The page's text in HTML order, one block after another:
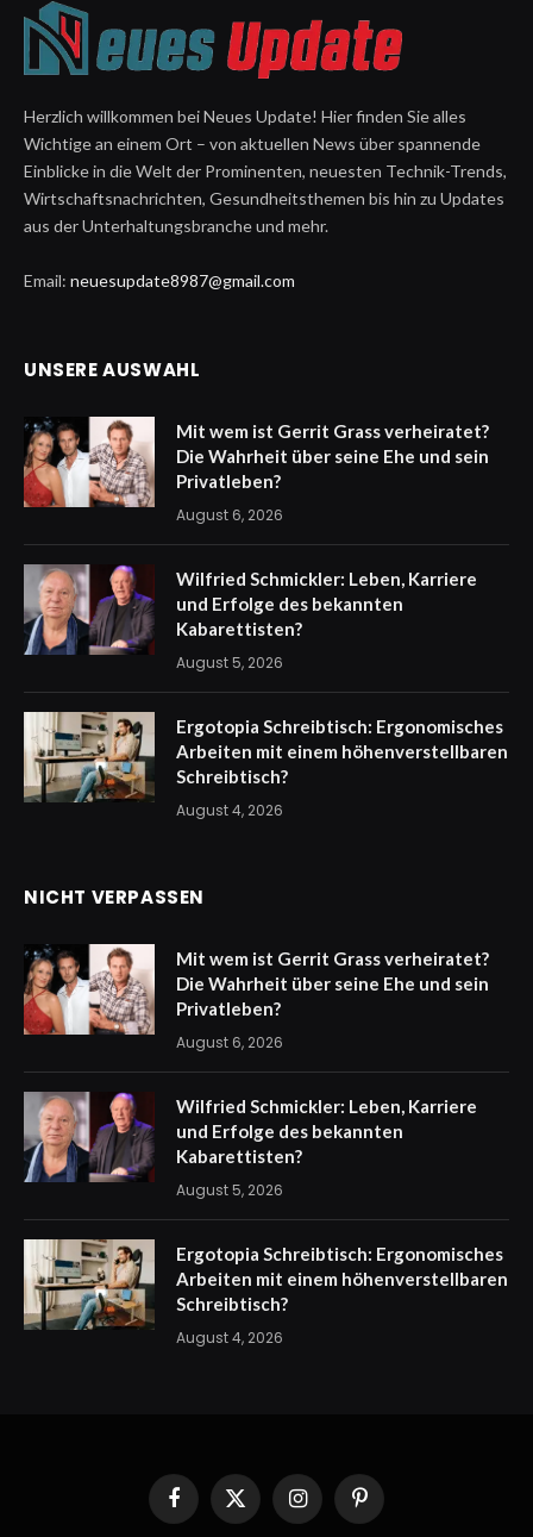
Herzlich willkommen bei Neues Update! Hier finden Sie alles
Wichtige an einem Ort – von aktuellen News über spannende
Einblicke in die Welt der Prominenten, neuesten Technik-Trends,
Wirtschaftsnachrichten, Gesundheitsthemen bis hin zu Updates
aus der Unterhaltungsbranche und mehr.
Email: neuesupdate8987@gmail.com
UNSERE AUSWAHL
Mit wem ist Gerrit Grass verheiratet?
Die Wahrheit über seine Ehe und sein
Privatleben?
August 6, 2026
Wilfried Schmickler: Leben, Karriere
und Erfolge des bekannten
Kabarettisten?
August 5, 2026
Ergotopia Schreibtisch: Ergonomisches
Arbeiten mit einem höhenverstellbaren
Schreibtisch?
August 4, 2026
NICHT VERPASSEN
Mit wem ist Gerrit Grass verheiratet?
Die Wahrheit über seine Ehe und sein
Privatleben?
August 6, 2026
Wilfried Schmickler: Leben, Karriere
und Erfolge des bekannten
Kabarettisten?
August 5, 2026
Ergotopia Schreibtisch: Ergonomisches
Arbeiten mit einem höhenverstellbaren
Schreibtisch?
August 4, 2026
FacebookX
(Twitter)
InstagramPinterest